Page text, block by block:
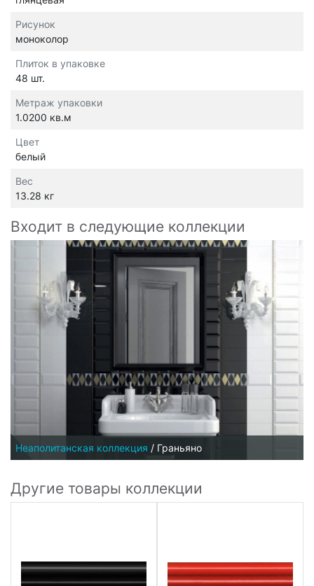
Рисунок
моноколор
Плиток в упаковке
48 шт.
Метраж упаковки
1.0200 кв.м
Цвет
белый
Вес
13.28 кг
Входит в следующие коллекции
Неаполитанская коллекция / Граньяно
Другие товары коллекции